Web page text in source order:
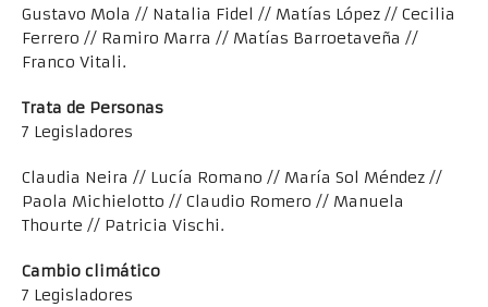
Gustavo Mola // Natalia Fidel // Matías López // Cecilia
Ferrero // Ramiro Marra // Matías Barroetaveña //
Franco Vitali.
Trata de Personas
7 Legisladores
Claudia Neira // Lucía Romano // María Sol Méndez //
Paola Michielotto // Claudio Romero // Manuela
Thourte // Patricia Vischi.
Cambio climático
7 Legisladores